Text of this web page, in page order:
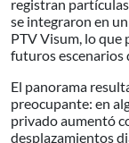
registran
se integraron en
PTV Visum, lo
futuros escenarios
El panorama
preocupante: en
privado aumentó
desplazamientos